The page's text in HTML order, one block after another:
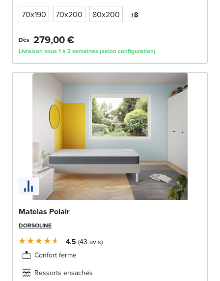
70x190 70x200 80x200 +8
Dès 279,00 €
Livraison sous 1 à 2 semaines (selon configuration)
Matelas Polair
DORSOLINE
4.5 43 avis
Confort ferme
Ressorts ensachés